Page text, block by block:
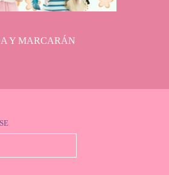
Y MARCARÁN